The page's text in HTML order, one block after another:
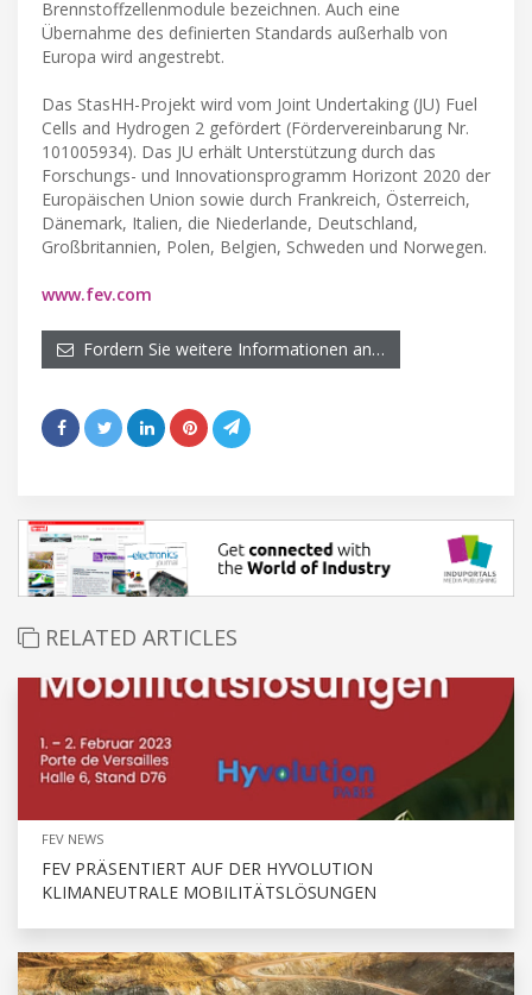
Brennstoffzellenmodule bezeichnen. Auch eine
Übernahme des definierten Standards außerhalb von
Europa wird angestrebt.
Das StasHH-Projekt wird vom Joint Undertaking (JU) Fuel
Cells and Hydrogen 2 gefördert (Fördervereinbarung Nr.
101005934). Das JU erhält Unterstützung durch das
Forschungs- und Innovationsprogramm Horizont 2020 der
Europäischen Union sowie durch Frankreich, Österreich,
Dänemark, Italien, die Niederlande, Deutschland,
Großbritannien, Polen, Belgien, Schweden und Norwegen.
www.fev.com
Fordern Sie weitere Informationen an…
RELATED ARTICLES
FEV NEWS
FEV PRÄSENTIERT AUF DER HYVOLUTION
KLIMANEUTRALE MOBILITÄTSLÖSUNGEN